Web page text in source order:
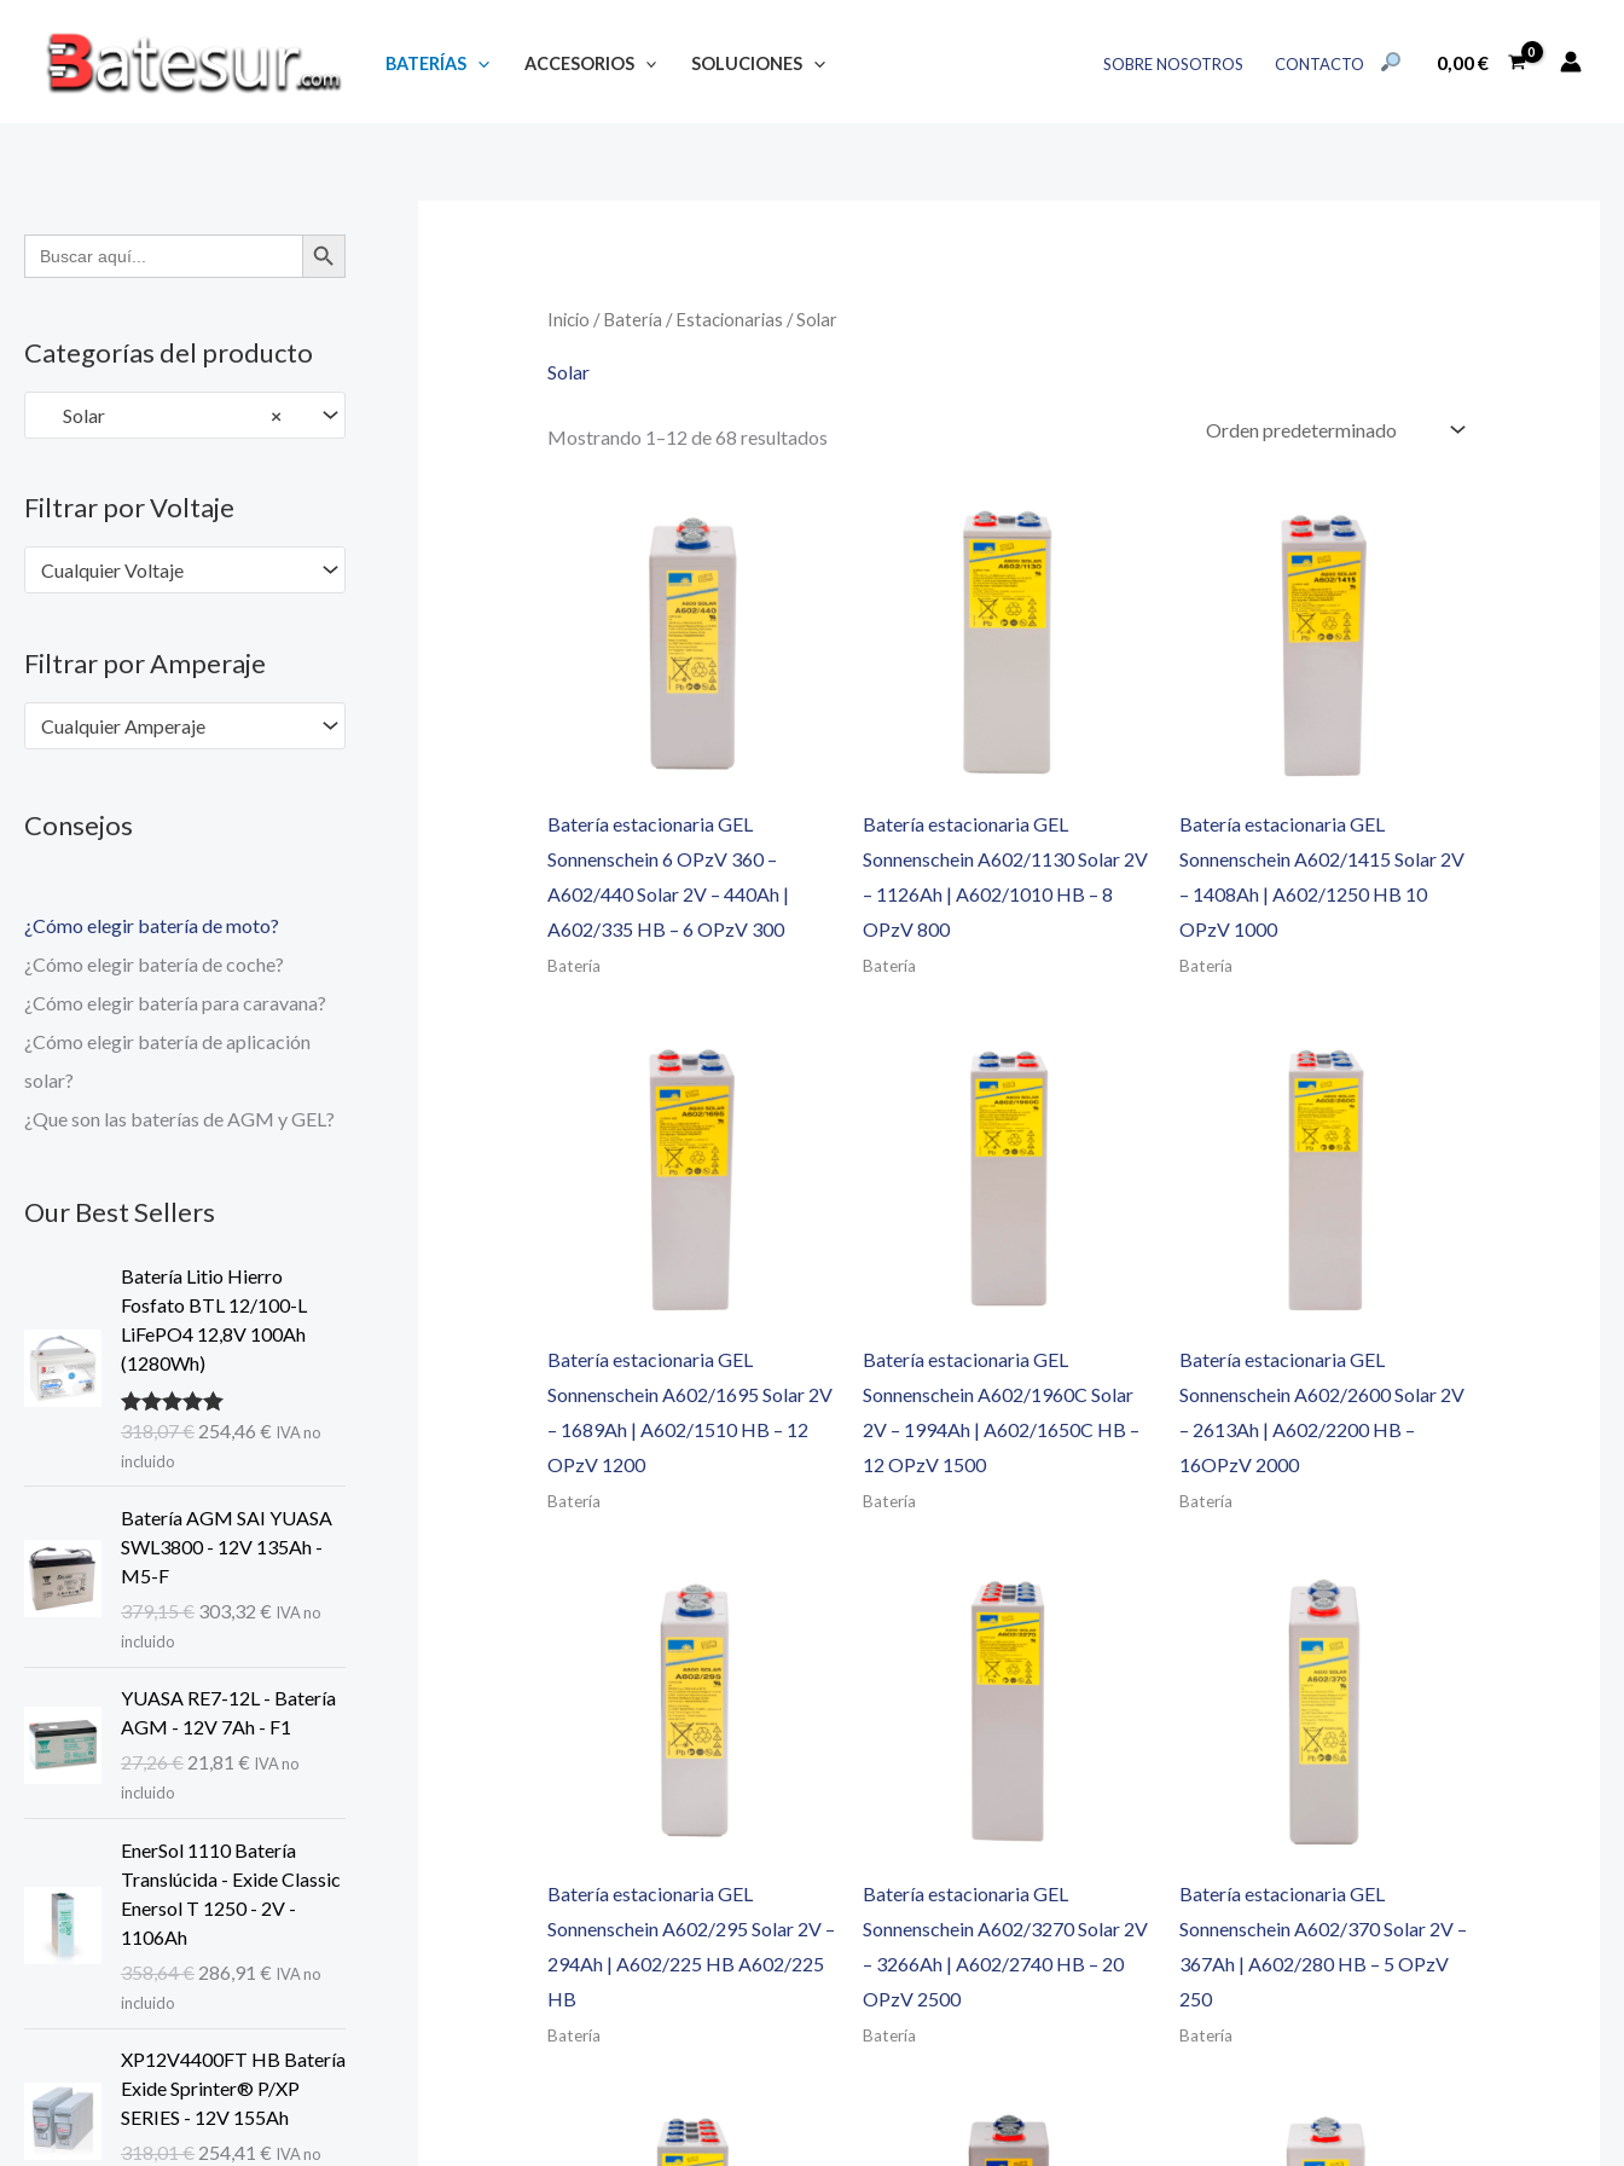
contenido
BATERÍAS ACCESORIOS SOLUCIONES SOBRE NOSOTROS CONTACTO BUSCAR:
0,00€
Buscar: BOTÓN DE BÚSQUEDA
Categorías del producto
×
Solar
Filtrar por Voltaje
Cualquier Voltaje
Filtrar por Amperaje
Cualquier Amperaje
Consejos
¿Cómo elegir batería de moto?
¿Cómo elegir batería de coche?
¿Cómo elegir batería para caravana?
¿Cómo elegir batería de aplicación
solar?
¿Que son las baterías de AGM y GEL?
Our Best Sellers
Batería Litio Hierro
Fosfato BTL 12/100-L
LiFePO4 12,8V 100Ah
(1280Wh)
Valorado con
318,07€ El
era:
318,07 €.
254,46 € El
es:
254,46 €.
IVA no
incluido
Batería AGM SAI YUASA
SWL3800 - 12V 135Ah -
M5-F
379,15€ El
era:
379,15 €.
303,32 € El
es:
303,32 €.
IVA no
incluido
YUASA RE7-12L - Batería
AGM - 12V 7Ah - F1
27,26€ El
era:
27,26 €.
21,81 € El
es:
21,81 €.
IVA no
incluido
EnerSol 1110 Batería
Translúcida - Exide Classic
Enersol T 1250 - 2V -
1106Ah
358,64€ El
era:
358,64 €.
286,91 € El
es:
286,91 €.
IVA no
incluido
XP12V4400FT HB Batería
Exide Sprinter® P/XP
SERIES - 12V 155Ah
318,01€ El
254,41 € El
IVA no
Inicio /Batería /Estacionarias / Solar
Solar
Mostrando 1–12 de 68 resultados
Batería estacionaria GEL
Sonnenschein 6 OPzV 360 –
A602/440 Solar 2V – 440Ah |
A602/335 HB – 6 OPzV 300
Batería
Batería estacionaria GEL
Sonnenschein A602/1130 Solar 2V
– 1126Ah | A602/1010 HB – 8
OPzV 800
Batería
Batería estacionaria GEL
Sonnenschein A602/1415 Solar 2V
– 1408Ah | A602/1250 HB 10
OPzV 1000
Batería
Batería estacionaria GEL
Sonnenschein A602/1695 Solar 2V
– 1689Ah | A602/1510 HB – 12
OPzV 1200
Batería
Batería estacionaria GEL
Sonnenschein A602/1960C Solar
2V – 1994Ah | A602/1650C HB –
12 OPzV 1500
Batería
Batería estacionaria GEL
Sonnenschein A602/2600 Solar 2V
– 2613Ah | A602/2200 HB –
16OPzV 2000
Batería
Batería estacionaria GEL
Sonnenschein A602/295 Solar 2V –
294Ah | A602/225 HB A602/225
HB
Batería
Batería estacionaria GEL
Sonnenschein A602/3270 Solar 2V
– 3266Ah | A602/2740 HB – 20
OPzV 2500
Batería
Batería estacionaria GEL
Sonnenschein A602/370 Solar 2V –
367Ah | A602/280 HB – 5 OPzV
250
Batería